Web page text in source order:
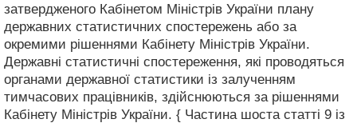
затвердженого Кабінетом Міністрів України плану
державних статистичних спостережень або за
окремими рішеннями Кабінету Міністрів України.
Державні статистичні спостереження, які проводяться
органами державної статистики із залученням
тимчасових працівників, здійснюються за рішеннями
Кабінету Міністрів України. { Частина шоста статті 9 із